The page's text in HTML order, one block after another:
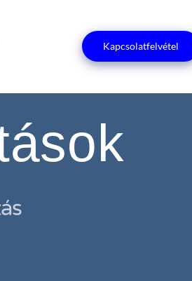
Kapcsolatfelvétel